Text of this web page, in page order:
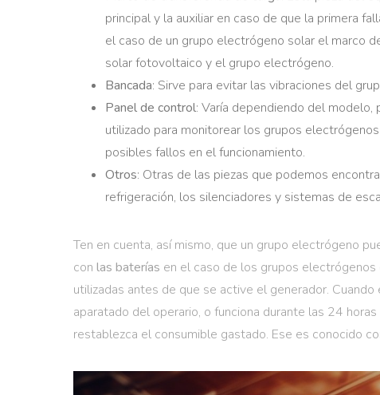
principal y la auxiliar en caso de que la primera
el caso de un grupo electrógeno solar el marco
solar fotovoltaico y el grupo electrógeno.
Bancada: Sirve para evitar las vibraciones del
Panel de control: Varía dependiendo del
utilizado para monitorear los grupos
posibles fallos en el funcionamiento.
Otros: Otras de las piezas que podemos
refrigeración, los silenciadores y sistemas de
Ten en cuenta, así mismo, que un grupo electrógeno
con las baterías en el caso de los grupos electrógenos
utilizadas antes de que se active el generador.
aparatado del operario, o funciona durante las 24
restablezca el consumible gastado. Ese es conocido